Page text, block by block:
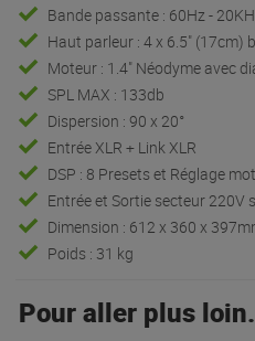
Bande passante : 60Hz -
Haut parleur : 4 x 6.5" (17cm)
Moteur : 1.4" Néodyme avec
SPL MAX : 133db
Dispersion : 90 x 20°
Entrée XLR + Link XLR
DSP : 8 Presets et Réglage
Entrée et Sortie secteur 220V
Dimension : 612 x 360 x
Poids : 31 kg
Pour aller plus